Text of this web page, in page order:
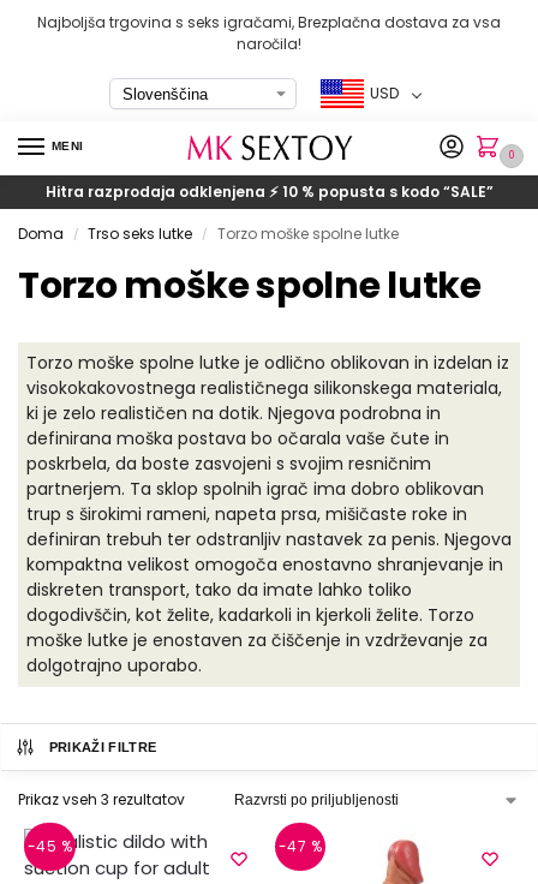
Najboljša trgovina s seks igračami, Brezplačna dostava za vsa
naročila!
USD
MENI
0
Hitra razprodaja odklenjena ⚡ 10 % popusta s kodo“SALE”
Doma / Trso seks lutke / Torzo moške spolne lutke
Torzo moške spolne lutke
Torzo moške spolne lutke je odlično oblikovan in izdelan iz
visokokakovostnega realističnega silikonskega materiala,
ki je zelo realističen na dotik. Njegova podrobna in
definirana moška postava bo očarala vaše čute in
poskrbela, da boste zasvojeni s svojim resničnim
partnerjem. Ta sklop spolnih igrač ima dobro oblikovan
trup s širokimi rameni, napeta prsa, mišičaste roke in
definiran trebuh ter odstranljiv nastavek za penis. Njegova
kompaktna velikost omogoča enostavno shranjevanje in
diskreten transport, tako da imate lahko toliko
dogodivščin, kot želite, kadarkoli in kjerkoli želite. Torzo
moške lutke je enostaven za čiščenje in vzdrževanje za
dolgotrajno uporabo.
PRIKAŽI FILTRE
Prikaz vseh 3 rezultatov
-45 % -47 %